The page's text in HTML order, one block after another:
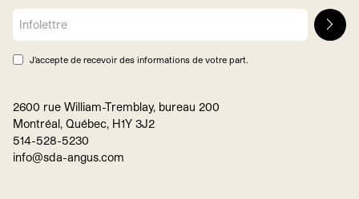
J’accepte de recevoir des informations de votre part.
2600 rue William-Tremblay, bureau 200
Montréal, Québec, H1Y 3J2
514-528-5230
info@sda-angus.com